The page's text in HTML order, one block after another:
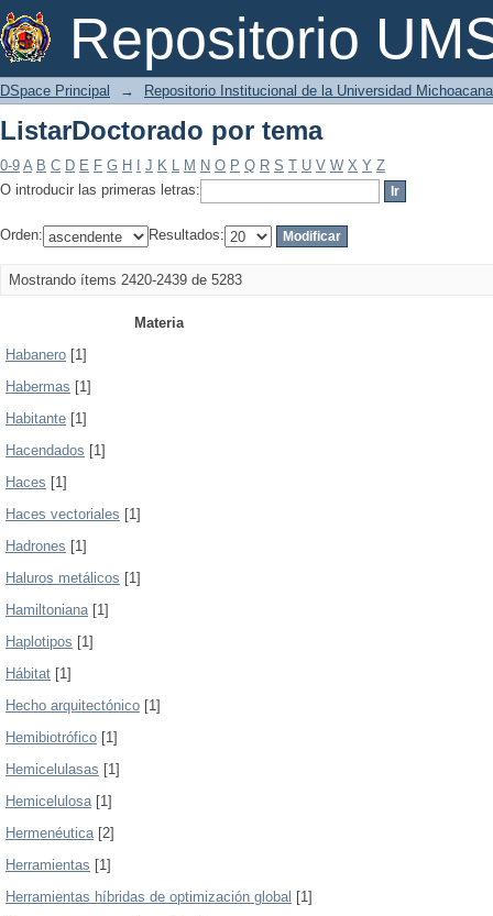
Repositorio
ListarDoctorado por tema
DSpace Principal → Repositorio Institucional de la Universidad
ListarDoctorado por tema
0-9 A B C D E F G H J K L M N O P Q R S T U V W X Y Z
O introducir las primeras letras:
Orden: Resultados:
Mostrando ítems 2420-2439 de 5283
Materia
Habanero [1]
Habermas [1]
Habitante [1]
Hacendados [1]
Haces [1]
Haces vectoriales [1]
Hadrones [1]
Haluros metálicos [1]
Hamiltoniana[1]
Haplotipos [1]
Hábitat [1]
Hecho arquitectónico [1]
Hemibiotrófico [1]
Hemicelulasas [1]
Hemicelulosa[1]
Hermenéutica[2]
Herramientas [1]
Herramientas híbridas de optimización global [1]